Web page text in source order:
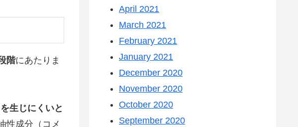
階にあたりま
生じにくいと
性成分（コメ
April 2021
March 2021
February 2021
January 2021
December 2020
November 2020
October 2020
September 2020